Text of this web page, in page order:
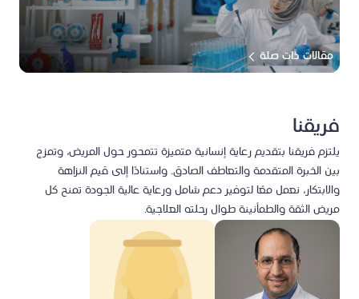
مقالات ذات صلة
فريقنا
يلتزم فريقنا بتقديم رعاية إنسانية متميزة تتمحور حول المريض، وتمزج
بين الخبرة المتقدمة والتعاطف الصادق. واستنادًا إلى قيم النزاهة
والابتكار، نعمل معًا لتوفير دعم شامل ورعاية عالية الجودة تمنح كل
مريض الثقة والطمأنينة طوال رحلته العلاجية.